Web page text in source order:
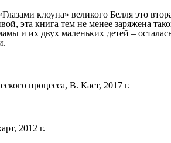
клоуна» великого Белля это
эта книга тем не менее заряжена
и их двух маленьких детей –
процесса, В. Каст, 2017 г.
2012 г.